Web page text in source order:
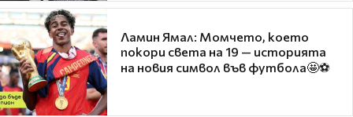
Ламин Ямал: Момчето, което
покори света на 19 — историята
на новия символ във футбола🤩⚽